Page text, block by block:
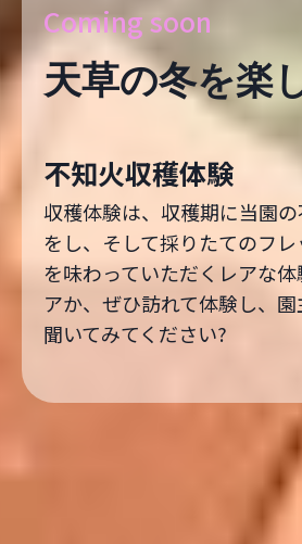
Coming soon
天草の冬を楽
不知火収穫体験
収穫体験は、収穫期に当園
をし、そして採りたてのフ
を味わっていただくレアな
アか、ぜひ訪れて体験し、
聞いてみてください?